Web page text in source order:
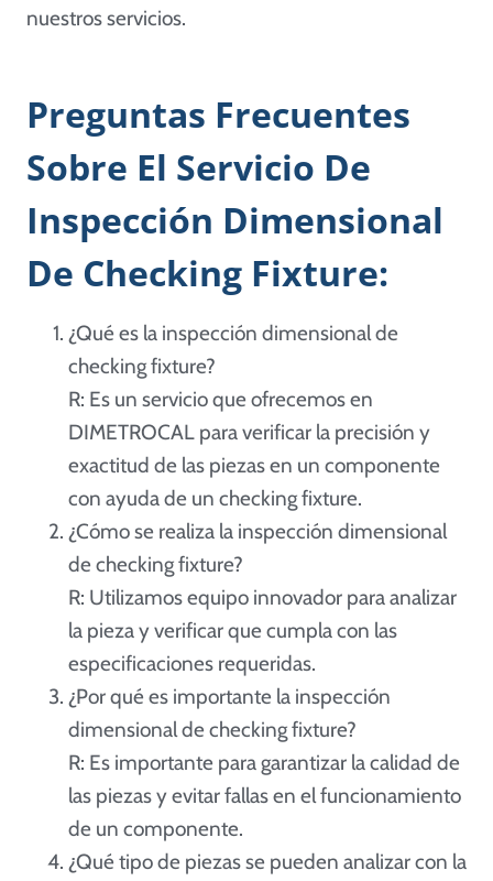
nuestros servicios.
Preguntas Frecuentes
Sobre El Servicio De
Inspección Dimensional
De Checking Fixture:
¿Qué es la inspección dimensional de
checking fixture?
R: Es un servicio que ofrecemos en
DIMETROCAL para verificar la precisión y
exactitud de las piezas en un componente
con ayuda de un checking fixture.
¿Cómo se realiza la inspección dimensional
de checking fixture?
R: Utilizamos equipo innovador para analizar
la pieza y verificar que cumpla con las
especificaciones requeridas.
¿Por qué es importante la inspección
dimensional de checking fixture?
R: Es importante para garantizar la calidad de
las piezas y evitar fallas en el funcionamiento
de un componente.
¿Qué tipo de piezas se pueden analizar con la